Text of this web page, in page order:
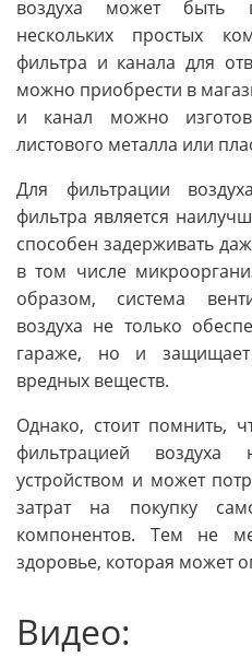
воздуха может быть
нескольких простых
фильтра и канала для
можно приобрести в
и канал можно
листового металла или
Для фильтрации
фильтра является
способен задерживать
в том числе
образом, система
воздуха не только
гараже, но и защищает
вредных веществ.
Однако, стоит помнить,
фильтрацией
устройством и может
затрат на покупку
компонентов. Тем не
здоровье, которая может
Видео: